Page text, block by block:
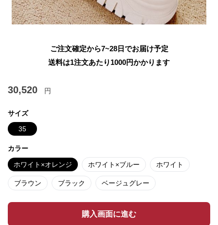
ご注文確定から7~28日でお届け予定
送料は1注文あたり 1000円かかります
30,520 円
サイズ
35
カラー
ホワイト×オレンジ ホワイト×ブルー ホワイト
ブラウン ブラック ベージュグレー
購入画面に進む